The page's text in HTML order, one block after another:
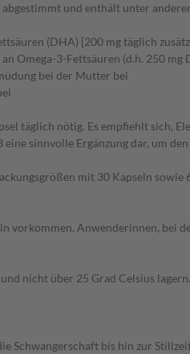
und enthält unter
(DHA) [200 mg täglich
Omega-3-Fettsäuren (d.h. 250 mg
bei der Mutter bei
täglich nötig. Es empfiehlt sich,
sinnvolle Ergänzung dar, um
mit 30 Kapseln
vorkommen. Anwenderinnen,
nicht über 25 Grad Celsius lagern.
bis hin zur